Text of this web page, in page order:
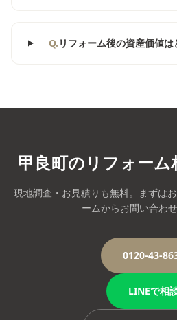
Q. リフォーム後の資産価値は
甲良町のリフォーム
現地調査・お見積りも無料。まずは
ームからお問い合わせ
0120-43-
LINEで相